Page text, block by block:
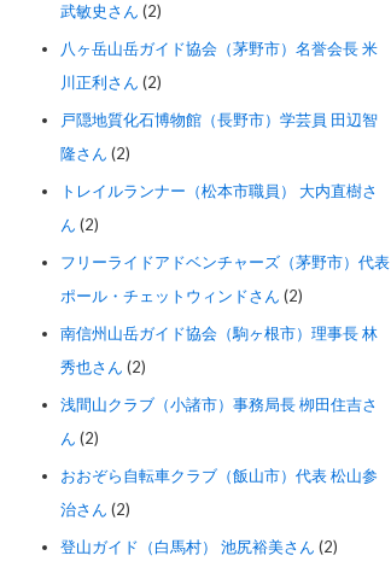
武敏史さん (2)
八ヶ岳山岳ガイド協会（茅野市）名誉会長 米
川正利さん (2)
戸隠地質化石博物館（長野市）学芸員 田辺智
隆さん (2)
トレイルランナー（松本市職員） 大内直樹さ
ん (2)
フリーライドアドベンチャーズ（茅野市）代表
ポール・チェットウィンドさん (2)
南信州山岳ガイド協会（駒ヶ根市）理事長 林
秀也さん (2)
浅間山クラブ（小諸市）事務局長 栁田住吉さ
ん (2)
おおぞら自転車クラブ（飯山市）代表 松山参
治さん (2)
登山ガイド（白馬村） 池尻裕美さん (2)